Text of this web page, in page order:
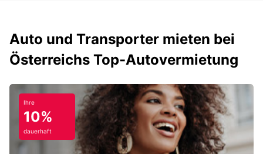
Auto und Transporter mieten bei
Österreichs Top-Autovermietung
Ihre
10%
dauerhaft